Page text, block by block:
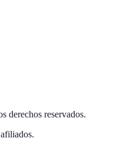
derechos reservados.